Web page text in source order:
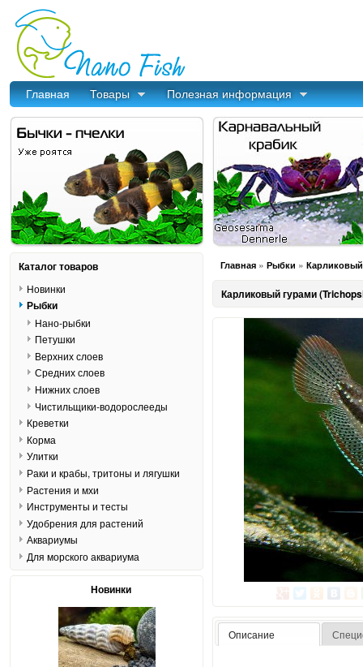
Главная Товары Полезная информация
Главная » Рыбки »
Карликовый гурами
Описание
Каталог товаров
Новинки
Рыбки
Нано-рыбки
Петушки
Верхних слоев
Средних слоев
Нижних слоев
Чистильщики-водорослееды
Креветки
Корма
Улитки
Раки и крабы, тритоны и лягушки
Растения и мхи
Инструменты и тесты
Удобрения для растений
Аквариумы
Для морского аквариума
Новинки